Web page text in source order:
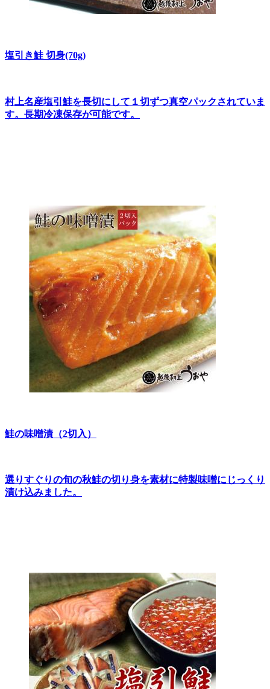
塩引き鮭 切身(70g)
村上名産塩引鮭を長切にして１切ずつ真空パックされていま
す。長期冷凍保存が可能です。
鮭の味噌漬（2切入）
選りすぐりの旬の秋鮭の切り身を素材に特製味噌にじっくり
漬け込みました。